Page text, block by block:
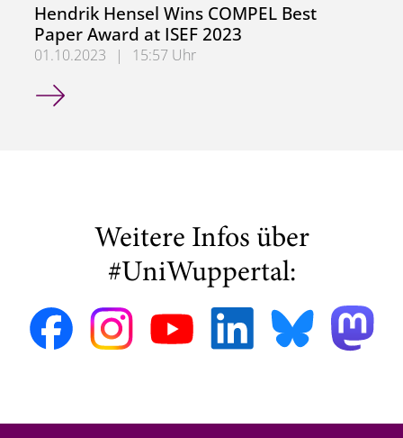
Hendrik Hensel Wins COMPEL Best
Paper Award at ISEF 2023
01.10.2023 |
15:57 Uhr
Hendrik Hensel Wins COMPEL Best Paper Award at ISEF
Weitere Infos über
#UniWuppertal: